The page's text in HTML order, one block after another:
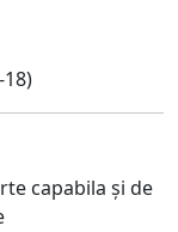
capabila și de